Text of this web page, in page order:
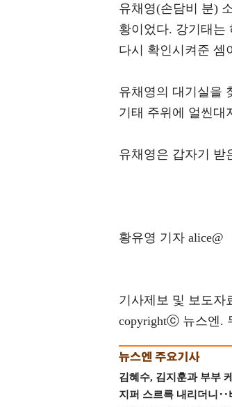
유채영(손담비 분)
황이었다. 강기태는
다시 확인시켜준 셈
유채영의 대기실을
기태 주위에 얼씬대
유채영은 갑자기 받
황유영 기자 alice@
기사제보 및 보도자
copyrightⓒ 뉴스엔.
김혜수, 김지훈과 부부
지퍼 스르륵 내리더니‥